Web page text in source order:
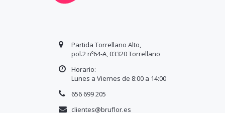
Partida Torrellano Alto,
pol.2 nº64-A, 03320 Torrellano
Horario:
Lunes a Viernes de 8:00 a 14:00
656 699 205
clientes@bruflor.es